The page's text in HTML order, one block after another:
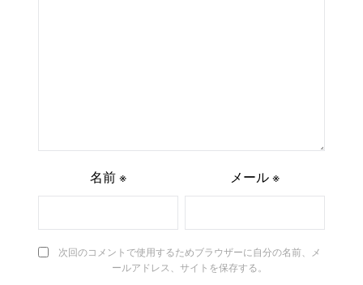
名前※ メール ※
次回のコメントで使用するためブラウザーに自分の名前、メ
ールアドレス、サイトを保存する。